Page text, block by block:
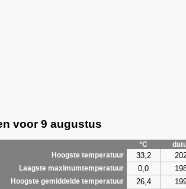
voor 9 augustus
°C
Hoogste temperatuur
33,2
Laagste maximumtemperatuur 0,0
Hoogste gemiddelde temperatuur 26,4